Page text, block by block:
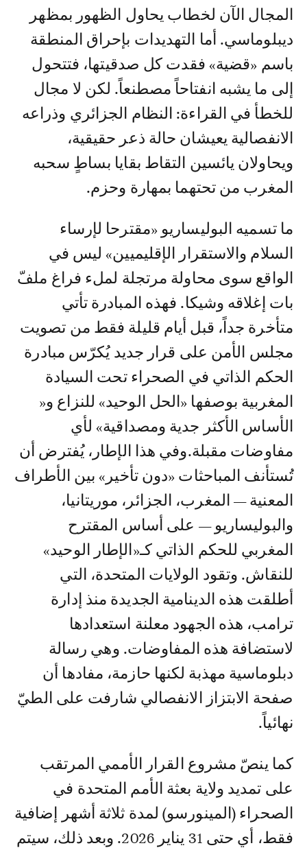
المجال الآن لخطاب يحاول الظهور بمظهر
ديبلوماسي. أما التهديدات بإحراق المنطقة
باسم «قضية» فقدت كل صدقيتها، فتتحول
إلى ما يشبه انفتاحاً مصطنعاً. لكن لا مجال
للخطأ في القراءة: النظام الجزائري وذراعه
الانفصالية يعيشان حالة ذعر حقيقية،
ويحاولان يائسين التقاط بقايا بساطٍ سحبه
المغرب من تحتهما بمهارة وحزم.
ما تسميه البوليساريو «مقترحا لإرساء
السلام والاستقرار الإقليميين» ليس في
الواقع سوى محاولة مرتجلة لملء فراغ ملفّ
بات إغلاقه وشيكا. فهذه المبادرة تأتي
متأخرة جداً، قبل أيام قليلة فقط من تصويت
مجلس الأمن على قرار جديد يُكرّس مبادرة
الحكم الذاتي في الصحراء تحت السيادة
المغربية بوصفها «الحل الوحيد» للنزاع و«
الأساس الأكثر جدية ومصداقية» لأي
مفاوضات مقبلة.وفي هذا الإطار، يُفترض أن
تُستأنف المباحثات «دون تأخير» بين الأطراف
المعنية — المغرب، الجزائر، موريتانيا،
والبوليساريو — على أساس المقترح
المغربي للحكم الذاتي كـ«الإطار الوحيد»
للنقاش. وتقود الولايات المتحدة، التي
أطلقت هذه الدينامية الجديدة منذ إدارة
ترامب، هذه الجهود معلنة استعدادها
لاستضافة هذه المفاوضات. وهي رسالة
دبلوماسية مهذبة لكنها حازمة، مفادها أن
صفحة الابتزاز الانفصالي شارفت على الطيّ
نهائياً.
كما ينصّ مشروع القرار الأممي المرتقب
على تمديد ولاية بعثة الأمم المتحدة في
الصحراء (المينورسو) لمدة ثلاثة أشهر إضافية
فقط، أي حتى 31 يناير 2026. وبعد ذلك، سيتم